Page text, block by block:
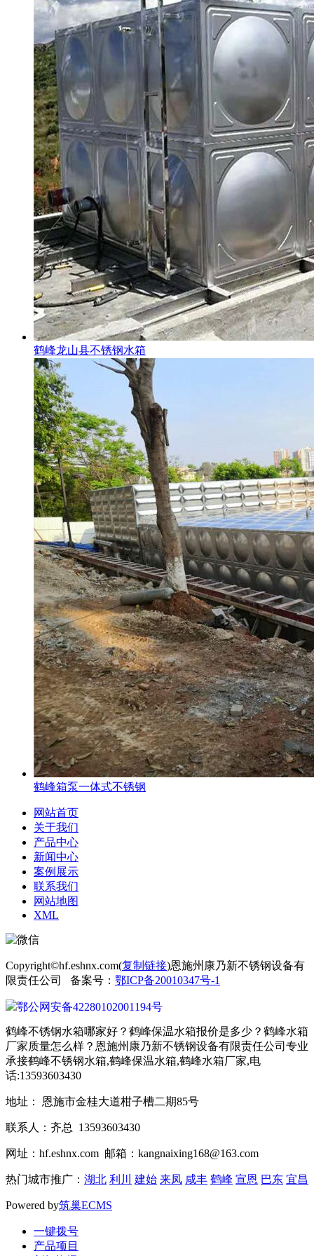
鹤峰龙山县不锈钢水箱
鹤峰箱泵一体式不锈钢
网站首页
关于我们
产品中心
新闻中心
案例展示
联系我们
网站地图
XML
Copyright©hf.eshnx.com(复制链接)恩施州康乃新不锈钢设备有
限责任公司 备案号： 鄂ICP备20010347号-1
鄂公网安备42280102001194号
鹤峰不锈钢水箱哪家好？鹤峰保温水箱报价是多少？鹤峰水箱
厂家质量怎么样？恩施州康乃新不锈钢设备有限责任公司专业
承接鹤峰不锈钢水箱,鹤峰保温水箱,鹤峰水箱厂家,电
话:13593603430
地址： 恩施市金桂大道柑子槽二期85号
联系人：齐总 13593603430
网址：hf.eshnx.com 邮箱：kangnaixing168@163.com
热门城市推广： 湖北 利川 建始 来凤 咸丰 鹤峰 宣恩 巴东 宜昌
Powered by筑巢ECMS
一键拨号
产品项目